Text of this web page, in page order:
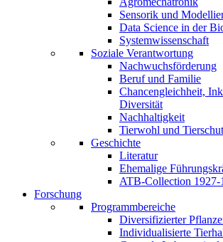
Sensorik und
Data Science in der
Systemwissenschaft
Soziale Verantwortung
Nachwuchsförderung
Beruf und Familie
Chancengleichheit,
Diversität
Nachhaltigkeit
Tierwohl und
Geschichte
Literatur
Ehemalige
ATB-Collection 1927-
Forschung
Programmbereiche
Diversifizierter
Individualisierte